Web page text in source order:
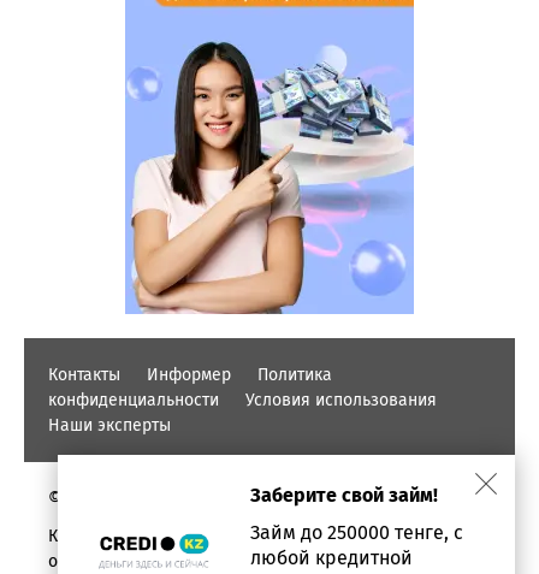
Контакты Информер
Политика
конфиденциальности
Условия использования
Наши эксперты
© PROFINZ.KZ
Казахстан, г. Алматы, проспект Аль-фараби, дом 17,
офис 1602
Заберите свой займ!
Займ до 250000 тенге, с
любой кредитной